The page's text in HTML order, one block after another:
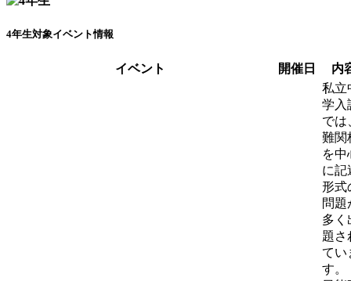
4年生対象イベント情報
イベント 開催日 内
私立
学入
では
難関
を中
に記
形式
問題
多く
題さ
てい
す。